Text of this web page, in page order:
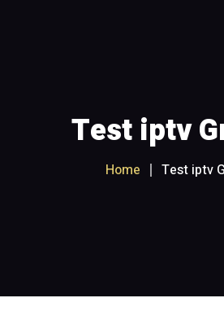
FAQ
Essai de
Paiement
Test iptv
Home Test iptv